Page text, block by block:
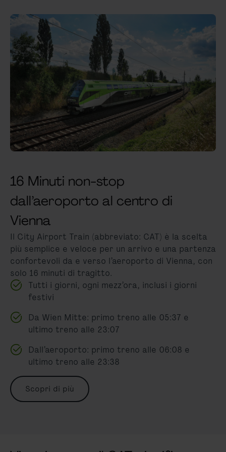
16 Minuti non-stop
dall’aeroporto al centro di
Vienna
Il City Airport Train (abbreviato: CAT) è la scelta
più semplice e veloce per un arrivo e una partenza
confortevoli da e verso l’aeroporto di Vienna, con
solo 16 minuti di tragitto.
Tutti i giorni, ogni mezz’ora, inclusi i giorni
festivi
Da Wien Mitte: primo treno alle 05:37 e
ultimo treno alle 23:07
Dall’aeroporto: primo treno alle 06:08 e
ultimo treno alle 23:38
Scopri di più